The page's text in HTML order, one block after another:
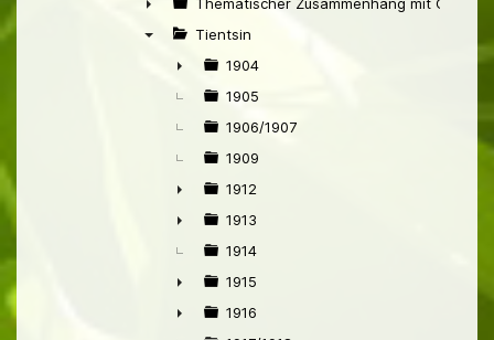
► Tientsin
►
1904
1905
1906/1907
1909
►
1912
►
1913
1914
►
1915
1916